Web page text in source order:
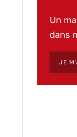
Un
dans
JE